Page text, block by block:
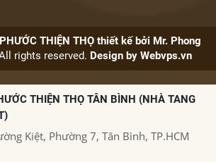
PHƯỚC THIỆN THỌ thiết kế bởi Mr. Phong
rights reserved. Design by Webvps.vn
THIỆN THỌ TÂN BÌNH (NHÀ TANG
Kiệt, Phường 7, Tân Bình, TP.HCM